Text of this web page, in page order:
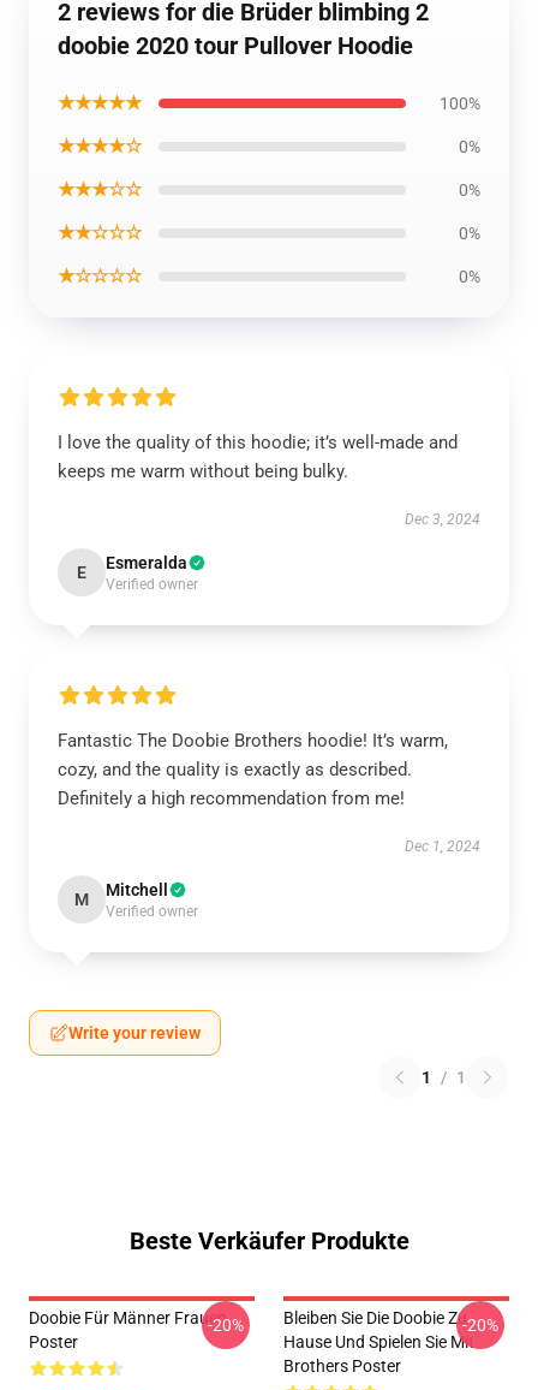
2 reviews for die Brüder blimbing 2
doobie 2020 tour Pullover Hoodie
★★★★★ 100%
★★★★☆ 0%
★★★☆☆ 0%
★★☆☆☆ 0%
★☆☆☆☆ 0%
I love the quality of this hoodie; it’s well-made and
keeps me warm without being bulky.
Dec 3, 2024
E Esmeralda
Verified owner
Fantastic The Doobie Brothers hoodie! It’s warm,
cozy, and the quality is exactly as described.
Definitely a high recommendation from me!
Dec 1, 2024
M Mitchell
Verified owner
Write your review
1 / 1
Beste Verkäufer Produkte
Doobie Für Männer Frauen
Poster
-20%
Bleiben Sie Die Doobie Zu
Hause Und Spielen Sie Mit
Brothers Poster
-20%